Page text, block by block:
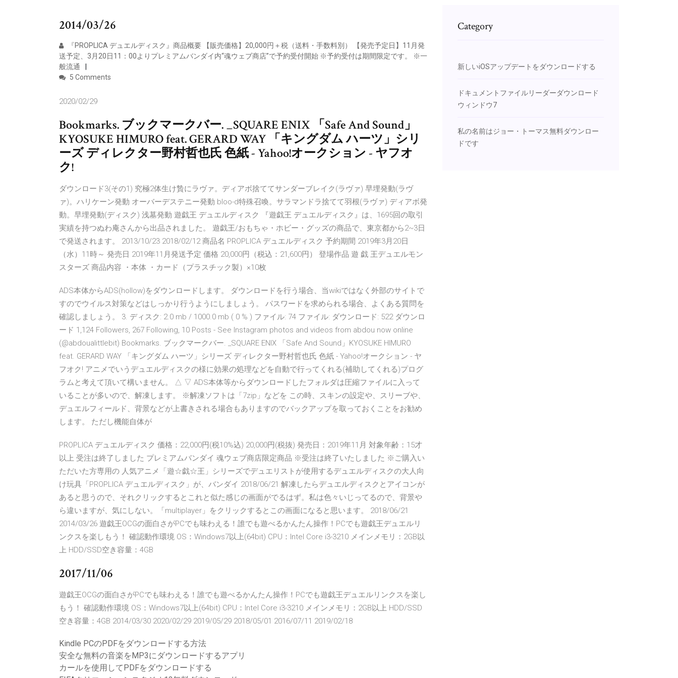
2014/03/26
『PROPLICA デュエルディスク』商品概要 【販売価格】20,000円＋税（送料・手数料別） 【発売予定日】11月発
送予定、3月20日11：00よりプレミアムバンダイ内“魂ウェブ商店”で予約受付開始 ※予約受付は期間限定です。 ※一
般流通
5 Comments
2020/02/29
Bookmarks. ブックマークバー. _SQUARE ENIX 「Safe And Sound」
KYOSUKE HIMURO feat. GERARD WAY 「キングダム ハーツ」シリ
ーズ ディレクター野村哲也氏 色紙 - Yahoo!オークション - ヤフオ
ク!
ダウンロード3(その1) 究極2体生け贄にラヴァ。ディアボ捨ててサンダーブレイク(ラヴァ) 早埋発動(ラヴ
ァ)。ハリケーン発動 オーバーデステニー発動 bloo-d特殊召喚。サラマンドラ捨てて羽根(ラヴァ) ディアボ発
動。早埋発動(ディスク) 浅墓発動 遊戯王 デュエルディスク 『遊戯王 デュエルディスク』は、1695回の取引
実績を持つぬわ庵さんから出品されました。 遊戯王/おもちゃ・ホビー・グッズの商品で、東京都から2~3日
で発送されます。 2013/10/23 2018/02/12 商品名 PROPLICA デュエルディスク 予約期間 2019年3月20日
（水）11時～ 発売日 2019年11月発送予定 価格 20,000円（税込：21,600円） 登場作品 遊 戯 王デュエルモン
スターズ 商品内容 ・本体 ・カード（プラスチック製）×10枚
ADS本体からADS(hollow)をダウンロードします。 ダウンロードを行う場合、当wikiではなく外部のサイトで
すのでウイルス対策などはしっかり行うようにしましょう。 パスワードを求められる場合、よくある質問を
確認しましょう。 3. ディスク: 2.0 mb / 1000.0 mb ( 0 % ) ファイル: 74 ファイル: ダウンロード: 522 ダウンロ
ード 1,124 Followers, 267 Following, 10 Posts - See Instagram photos and videos from abdou now online
(@abdoualittlebit) Bookmarks. ブックマークバー. _SQUARE ENIX 「Safe And Sound」KYOSUKE HIMURO
feat. GERARD WAY 「キングダム ハーツ」シリーズ ディレクター野村哲也氏 色紙 - Yahoo!オークション - ヤ
フオク! アニメでいうデュエルディスクの様に効果の処理などを自動で行ってくれる(補助してくれる)プログ
ラムと考えて頂いて構いません。 △ ▽ ADS本体等からダウンロードしたフォルダは圧縮ファイルに入って
いることが多いので、解凍します。 ※解凍ソフトは「7zip」などを この時、スキンの設定や、スリーブや、
デュエルフィールド、背景などが上書きされる場合もありますのでバックアップを取っておくことをお勧め
します。 ただし機能自体が
PROPLICA デュエルディスク 価格：22,000円(税10%込) 20,000円(税抜) 発売日：2019年11月 対象年齢：15才
以上 受注は終了しました プレミアムバンダイ 魂ウェブ商店限定商品 ※受注は終了いたしました ※ご購入い
ただいた方専用の 人気アニメ「遊☆戯☆王」シリーズでデュエリストが使用するデュエルディスクの大人向
け玩具「PROPLICA デュエルディスク」が、バンダイ 2018/06/21 解凍したらデュエルディスクとアイコンが
あると思うので、それクリックするとこれと似た感じの画面がでるはず。私は色々いじってるので、背景や
ら違いますが、気にしない。「multiplayer」をクリックするとこの画面になると思います。 2018/06/21
2014/03/26 遊戯王OCGの面白さがPCでも味わえる！誰でも遊べるかんたん操作！PCでも遊戯王デュエルリ
ンクスを楽しもう！ 確認動作環境 OS：Windows7以上(64bit) CPU：Intel Core i3-3210 メインメモリ：2GB以
上 HDD/SSD空き容量：4GB
2017/11/06
遊戯王OCGの面白さがPCでも味わえる！誰でも遊べるかんたん操作！PCでも遊戯王デュエルリンクスを楽し
もう！ 確認動作環境 OS：Windows7以上(64bit) CPU：Intel Core i3-3210 メインメモリ：2GB以上 HDD/SSD
空き容量：4GB 2014/03/30 2020/02/29 2019/05/29 2018/05/01 2016/07/11 2019/02/18
Kindle PCのPDFをダウンロードする方法
安全な無料の音楽をMP3にダウンロードするアプリ
カールを使用してPDFをダウンロードする
Category
新しいiOSアップデートをダウンロードする
ドキュメントファイルリーダーダウンロード
ウィンドウ7
私の名前はジョー・トーマス無料ダウンロー
ドです